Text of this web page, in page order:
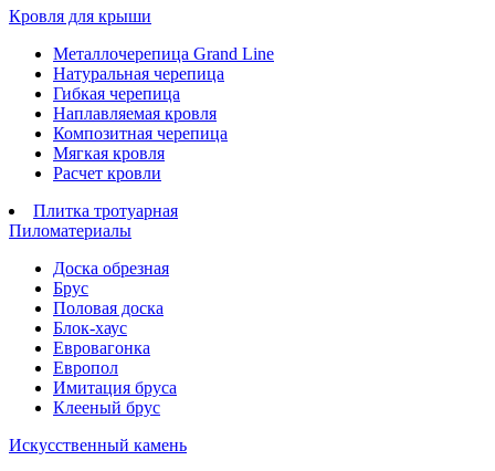
Кровля для крыши
Металлочерепица Grand Line
Натуральная черепица
Гибкая черепица
Наплавляемая кровля
Композитная черепица
Мягкая кровля
Расчет кровли
Плитка тротуарная
Пиломатериалы
Доска обрезная
Брус
Половая доска
Блок-хаус
Евровагонка
Европол
Имитация бруса
Клееный брус
Искусственный камень